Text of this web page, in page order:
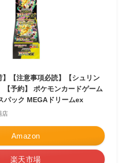
】【注意事項必読】【シュリン
【予約】 ポケモンカードゲーム
パック MEGAドリームex
店
Amazon
楽天市場